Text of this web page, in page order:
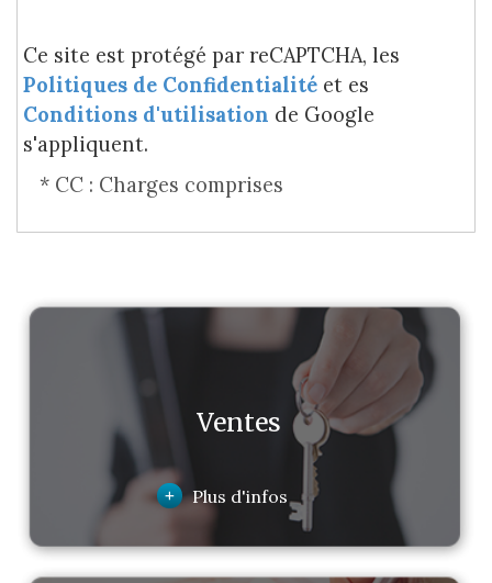
Ce site est protégé par reCAPTCHA, les
Politiques de Confidentialité et es
Conditions d'utilisation de Google
s'appliquent.
* CC : Charges comprises
Ventes
+ Plus d'infos